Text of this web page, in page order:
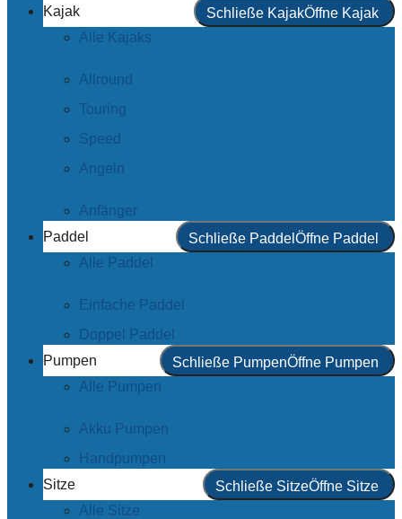
Kajak
Schließe KajakÖffne Kajak
Alle Kajaks
Allround
Touring
Speed
Angeln
Anfänger
Paddel
Schließe Paddel Öffne Paddel
Alle Paddel
Einfache Paddel
Doppel Paddel
Pumpen
Schließe PumpenÖffne Pumpen
Alle Pumpen
Akku Pumpen
Handpumpen
Sitze
Schließe SitzeÖffne Sitze
Alle Sitze